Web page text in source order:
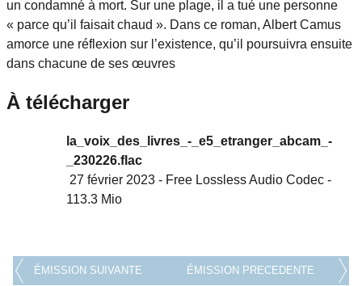
un condamné à mort. Sur une plage, il a tué une personne
« parce qu’il faisait chaud ». Dans ce roman, Albert Camus
amorce une réflexion sur l’existence, qu’il poursuivra ensuite
dans chacune de ses œuvres
À télécharger
la_voix_des_livres_-_e5_etranger_abcam_-
_230226.flac
27 février 2023 - Free Lossless Audio Codec -
113.3 Mio
ÉMISSION SUIVANTE ÉMISSION PRECEDENTE